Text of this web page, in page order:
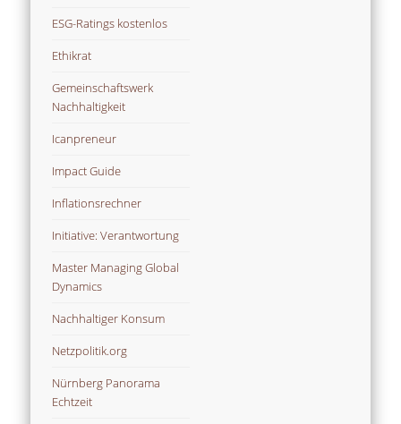
ESG-Ratings kostenlos
Ethikrat
Gemeinschaftswerk
Nachhaltigkeit
Icanpreneur
Impact Guide
Inflationsrechner
Initiative: Verantwortung
Master Managing Global
Dynamics
Nachhaltiger Konsum
Netzpolitik.org
Nürnberg Panorama
Echtzeit